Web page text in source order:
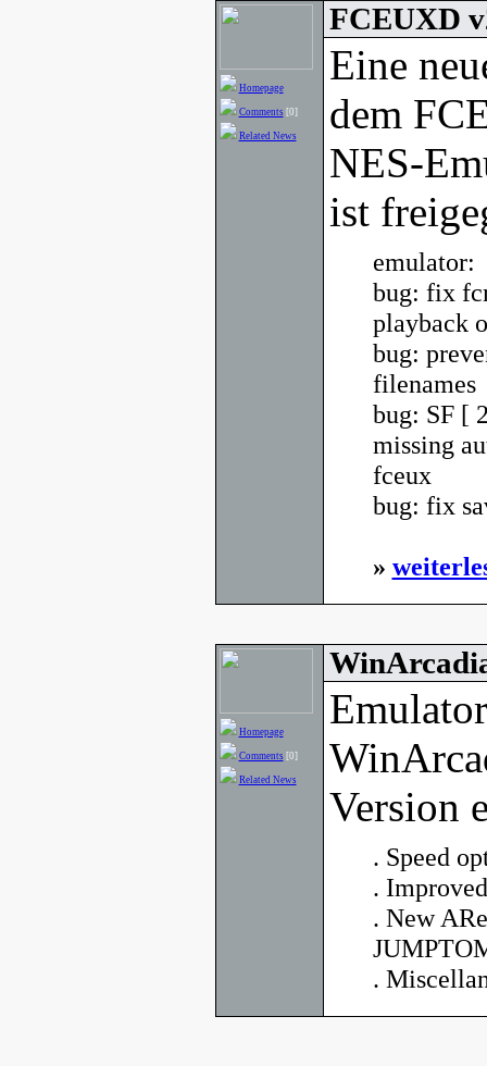
Homepage
Comments [0]
Related News
FCEUXD
Eine
dem
NES-
ist
emulator:
bug: fix
playback
bug:
filenames
bug: SF [
missing
fceux
bug: fix
»
Homepage
Comments [0]
Related News
Version
. Speed
.
. New
.